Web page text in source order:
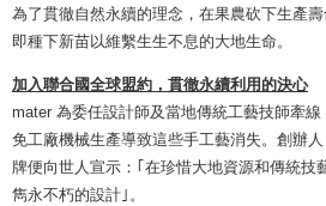
為了貫徹自然永續的理念，在果農砍下生產
即種下新苗以維繫生生不息的大地生命。
加入聯合國全球盟約，貫徹永續利用的決心
mater 為委任設計師及當地傳統工藝技師牽
免工廠機械生產導致這些手工藝消失。創辦
牌便向世人宣示：｢在珍惜大地資源和傳統技
雋永不朽的設計｣。